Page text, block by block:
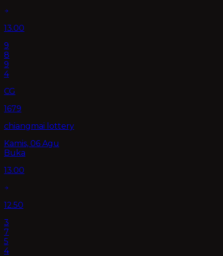
13.00
9
8
9
4
CG
1679
chiangmai lottery
Kamis, 06 Agu
Buka
13.00
12.50
3
7
5
4